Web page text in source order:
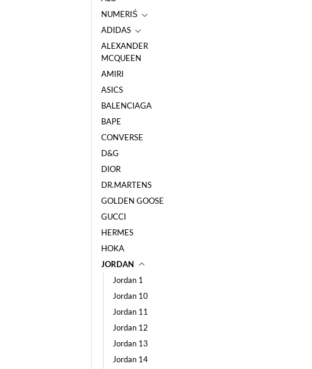
NUMERIŚ
ADIDAS
ALEXANDER
MCQUEEN
AMIRI
ASICS
BALENCIAGA
BAPE
CONVERSE
D&G
DIOR
DR.MARTENS
GOLDEN GOOSE
GUCCI
HERMES
HOKA
JORDAN
Jordan 1
Jordan 10
Jordan 11
Jordan 12
Jordan 13
Jordan 14